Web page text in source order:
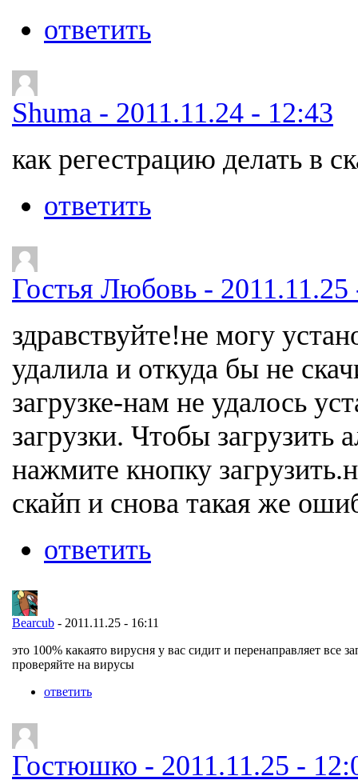
ответить
Shuma - 2011.11.24 - 12:43
как регестрацию делать в
ответить
Гостья Любовь - 2011.11.25
здравствуйте!не могу
удалила и откуда бы не
загрузке-нам не удалось
загрузки. Чтобы загрузить
нажмите кнопку
скайп и снова такая же
ответить
Bearcub - 2011.11.25 - 16:11
это 100% какаято вирусня у вас сидит и перенаправляет все
проверяйте на вирусы
ответить
Гостюшко - 2011.11.25 -